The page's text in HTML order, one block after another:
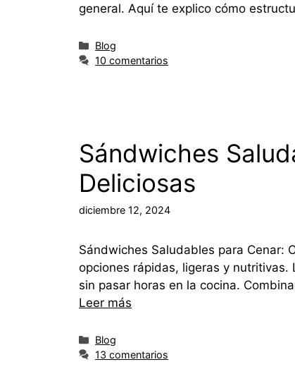
general. Aquí te explico cómo
Blog
10 comentarios
Sándwiches
Deliciosas
diciembre 12, 2024
Sándwiches Saludables para Cenar:
opciones rápidas, ligeras y
sin pasar horas en la cocina.
Leer más
Blog
13 comentarios